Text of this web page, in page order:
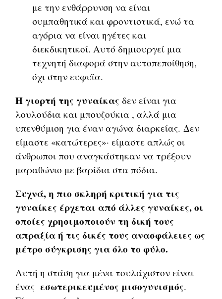
με την ενθάρρυνση να είναι
συμπαθητικά και φροντιστικά, ενώ τα
αγόρια να είναι ηγέτες και
διεκδικητικοί. Αυτό δημιουργεί μια
τεχνητή διαφορά στην αυτοπεποίθηση,
όχι στην ευφυΐα.
Η γιορτή της γυναίκαςδεν είναι για
λουλούδια και μπουζούκια , αλλά μια
υπενθύμιση για έναν αγώνα διαρκείας. Δεν
είμαστε «κατώτερες»· είμαστε απλώς οι
άνθρωποι που αναγκάστηκαν να τρέξουν
μαραθώνιο με βαρίδια στα πόδια.
Συχνά, η πιο σκληρή κριτική για τις
γυναίκες έρχεται από άλλες γυναίκες, οι
οποίες χρησιμοποιούν τη δική τους
απραξία ή τις δικές τους ανασφάλειες ως
μέτρο σύγκρισης για όλο το φύλο.
Αυτή η στάση για μένα τουλάχιστον είναι
ένας εσωτερικευμένος μισογυνισμός.